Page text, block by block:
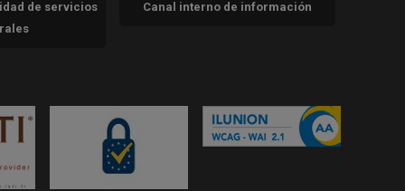
de servicios
Canal interno de información